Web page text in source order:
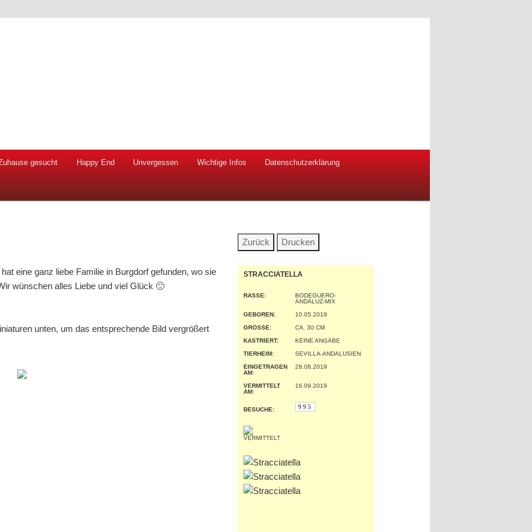
gesucht Happy End Unvergessen Wichtige Infos Datenschutzerklärung
eine ganz liebe Familie in Burgdorf gefunden, wo sie
wünschen alles Liebe und viel Glück 🙂
unten, um das entsprechende Bild vergrößert
STRACCIATELLA
RASSE:
BODEGUERO-
ANDALUZ-MIX
GEBOREN:
10.05.2019
GRÖSSE:
CA. 30 CM
KASTRIERT:
KEINE ANGABE
TIERHEIM:
SEVILLA-ANDALUSIEN
EINGETRAGEN
AM:
28.08.2019
VERMITTELT
AM:
16.09.2019
BESUCHE: 995